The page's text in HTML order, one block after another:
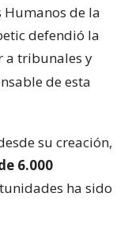
Humanos de la
defendió la
tribunales y
de esta
su creación,
6.000
ha sido